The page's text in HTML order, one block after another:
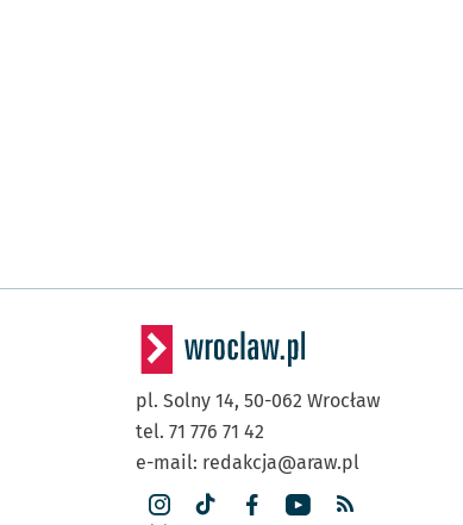
pl. Solny 14, 50-062 Wrocław
tel. 71 776 71 42
e-mail: redakcja@araw.pl